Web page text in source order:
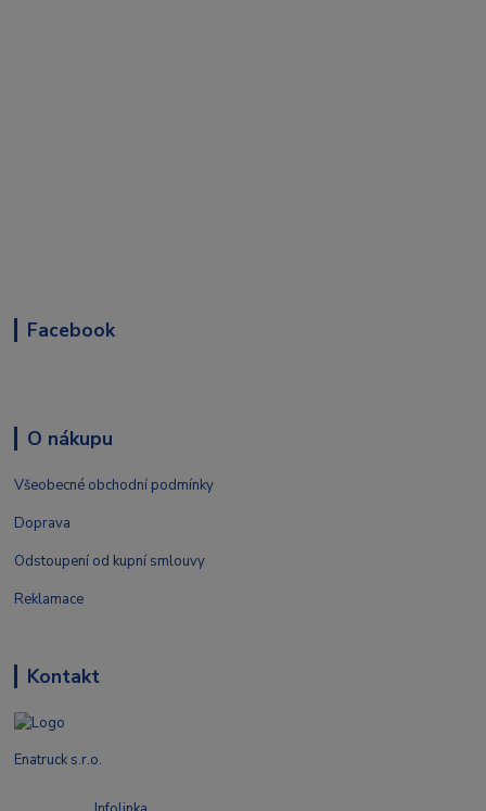
Facebook
O nákupu
Všeobecné obchodní podmínky
Doprava
Odstoupení od kupní smlouvy
Reklamace
Kontakt
Enatruck s.r.o.